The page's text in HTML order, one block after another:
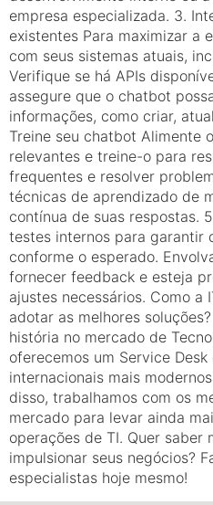
empresa especializada. 3.
existentes Para maximizar a
com seus sistemas atuais,
Verifique se há APIs
assegure que o chatbot
informações, como criar,
Treine seu chatbot Alimente
relevantes e treine-o para
frequentes e resolver
técnicas de aprendizado de
contínua de suas respostas.
testes internos para garantir
conforme o esperado.
fornecer feedback e esteja
ajustes necessários. Como a
adotar as melhores
história no mercado de
oferecemos um Service
internacionais mais
disso, trabalhamos com os
mercado para levar ainda
operações de TI. Quer saber
impulsionar seus negócios?
especialistas hoje mesmo!